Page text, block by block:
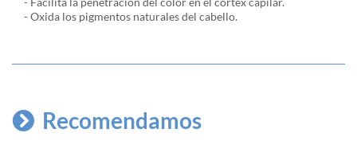
- Oxida los pigmentos naturales del cabello.
Recomendamos